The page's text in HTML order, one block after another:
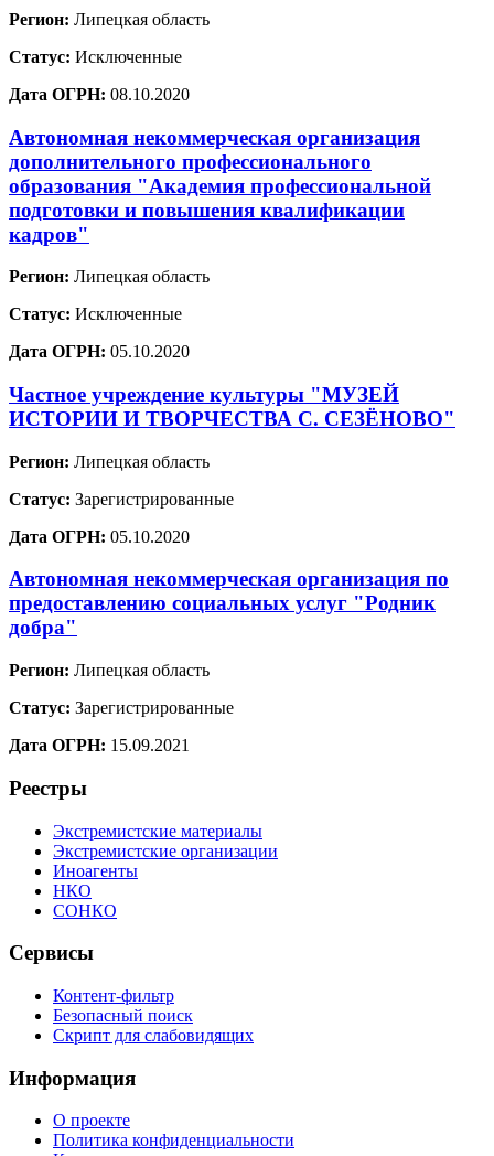
Регион: Липецкая область
Статус: Исключенные
Дата ОГРН: 08.10.2020
Автономная некоммерческая организация
дополнительного профессионального
образования "Академия профессиональной
подготовки и повышения квалификации
кадров"
Регион: Липецкая область
Статус: Исключенные
Дата ОГРН: 05.10.2020
Частное учреждение культуры "МУЗЕЙ
ИСТОРИИ И ТВОРЧЕСТВА С. СЕЗЁНОВО"
Регион: Липецкая область
Статус: Зарегистрированные
Дата ОГРН: 05.10.2020
Автономная некоммерческая организация по
предоставлению социальных услуг "Родник
добра"
Регион: Липецкая область
Статус: Зарегистрированные
Дата ОГРН: 15.09.2021
Реестры
Экстремистские материалы
Экстремистские организации
Иноагенты
НКО
СОНКО
Сервисы
Контент-фильтр
Безопасный поиск
Скрипт для слабовидящих
Информация
О проекте
Политика конфиденциальности